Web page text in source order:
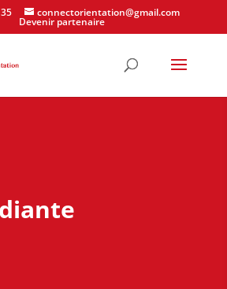
connectorientation@gmail.com
Devenir partenaire